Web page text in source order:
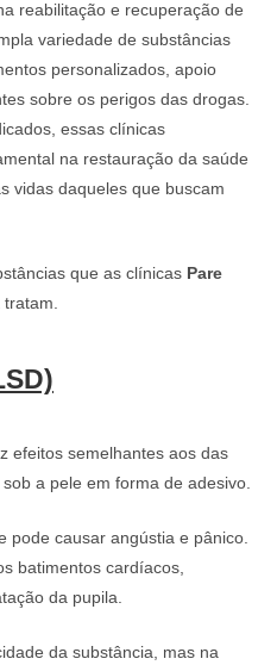
reabilitação e recuperação de
variedade de substâncias
personalizados, apoio
sobre os perigos das drogas.
essas clínicas
na restauração da saúde
vidas daqueles que buscam
que as clínicas Pare
efeitos semelhantes aos das
a pele em forma de adesivo.
pode causar angústia e pânico.
batimentos cardíacos,
da pupila.
da substância, mas na